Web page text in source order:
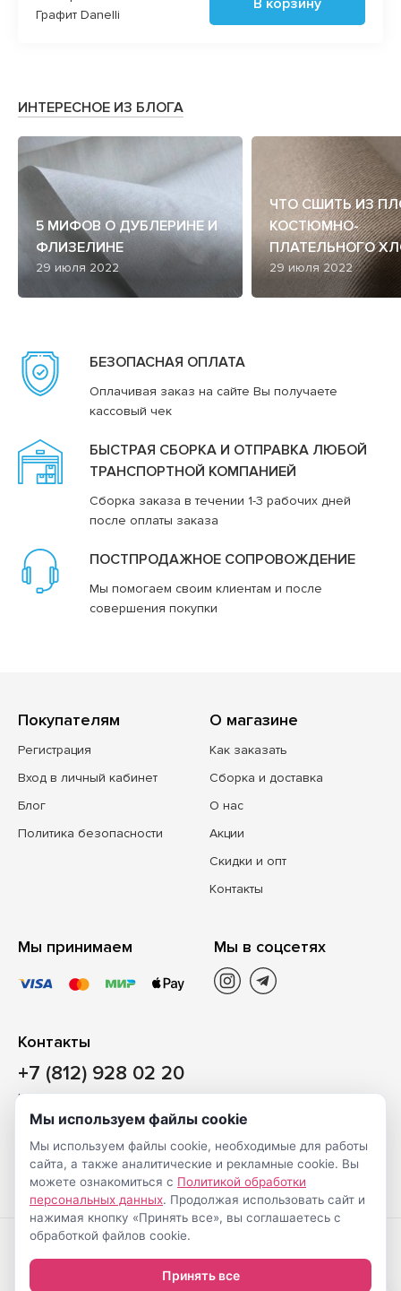
Графит Danelli
В корзину
ИНТЕРЕСНОЕ ИЗ БЛОГА
5 МИФОВ О ДУБЛЕРИНЕ И
ФЛИЗЕЛИНЕ
29 июля 2022
ЧТО СШИТЬ ИЗ
КОСТЮМНО-
ПЛАТЕЛЬНОГО
29 июля 2022
БЕЗОПАСНАЯ ОПЛАТА
Оплачивая заказ на сайте Вы получаете
кассовый чек
БЫСТРАЯ СБОРКА И ОТПРАВКА ЛЮБОЙ
ТРАНСПОРТНОЙ КОМПАНИЕЙ
Сборка заказа в течении 1-3 рабочих дней
после оплаты заказа
ПОСТПРОДАЖНОЕ СОПРОВОЖДЕНИЕ
Мы помогаем своим клиентам и после
совершения покупки
Покупателям
Регистрация
Вход в личный кабинет
Блог
Политика безопасности
О магазине
Как заказать
Сборка и доставка
О нас
Акции
Скидки и опт
Контакты
Мы принимаем Мы в соцсетях
Контакты
+7 (812) 928 02 20
Наш магазин
Санкт-Петербург, ул. Ворошилова, д. 2, Литер «Р» (БЦ
«Сигнал»), 3 этаж, пом. 2
На карте
Создание
интернет-
© Shveimarkt.ru,
2017-2026
Мы используем файлы cookie
Мы используем файлы cookie, необходимые для работы
сайта, а также аналитические и рекламные cookie. Вы
можете ознакомиться с Политикой обработки
персональных данных. Продолжая использовать сайт и
нажимая кнопку «Принять все», вы соглашаетесь с
обработкой файлов cookie.
Принять все